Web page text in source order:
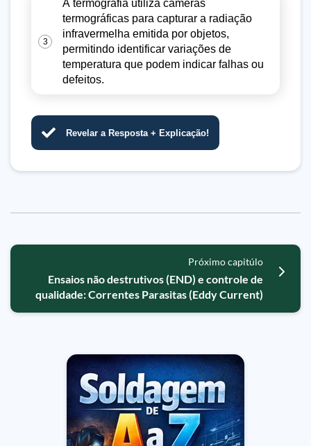
3
A termografia utiliza câmeras
termográficas para capturar a radiação
infravermelha emitida por objetos,
permitindo identificar variações de
temperatura que podem indicar falhas ou
defeitos.
Revelar a Resposta + Explicação!
Próximo capitúlo
Ensaios não destrutivos (END) e controle de
qualidade: Correntes Parasitas (Eddy Current)